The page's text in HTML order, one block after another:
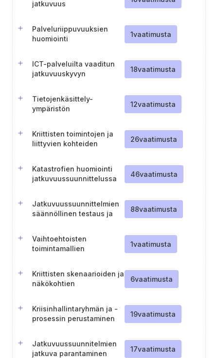
jatkuvuus
Palveluriippuvuuksien
huomiointi
1vaatimusta
ICT-palveluilta vaaditun
jatkuvuuskyvyn
18vaatimusta
Tietojenkäsittely-
ympäristön
testaaminen
12vaatimusta
Kriittisten toimintojen ja
liittyvien kohteiden
26vaatimusta
Katastrofien huomiointi
jatkuvuussuunnittelussa
46vaatimusta
Jatkuvuussuunnittelmien
säännöllinen testaus ja
88vaatimusta
Vaihtoehtoisten
toimintamallien
1vaatimusta
Kriittisten skenaarioiden ja
näkökohtien
6vaatimusta
Kriisinhallintaryhmän ja -
prosessin perustaminen
19vaatimusta
Jatkuvuussuunnitelmien
jatkuva parantaminen
17vaatimusta